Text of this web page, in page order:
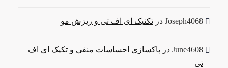
Joseph4068 در تکنیک ای اف تی و ریزش مو
June4608 در پاکسازی احساسات منفی و تکیک ای اف
تی